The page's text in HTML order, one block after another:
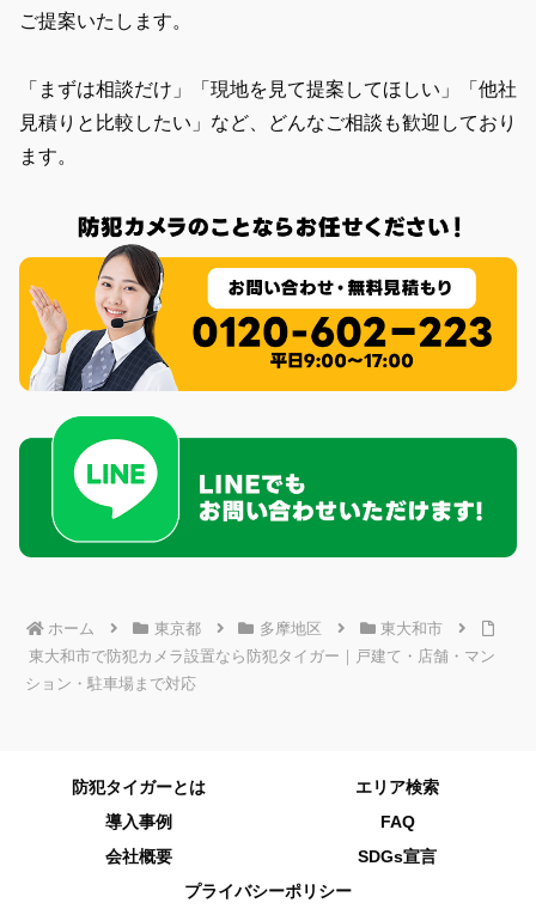
ご提案いたします。
「まずは相談だけ」「現地を見て提案してほしい」「他社
見積りと比較したい」など、どんなご相談も歓迎しており
ます。
ホーム 東京都 多摩地区
東大和市
東大和市で防犯カメラ設置なら防犯タイガー｜戸建て・店舗・マン
ション・駐車場まで対応
防犯タイガーとは
エリア検索
導入事例
FAQ
会社概要
SDGs宣言
プライバシーポリシー